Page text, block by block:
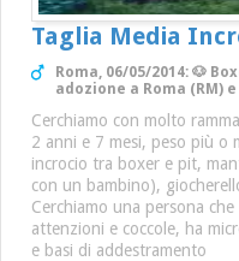
Taglia Media
Roma, 06/05/2014: 🐶
adozione a Roma
Cerchiamo con molto
2 anni e 7 mesi, peso più o
incrocio tra boxer e pit,
con un bambino),
Cerchiamo una persona
attenzioni e coccole, ha
e basi di addestramento